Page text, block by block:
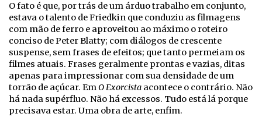
O fato é que, por trás de um árduo trabalho em conjunto,
estava o talento de Friedkin que conduziu as filmagens
com mão de ferro e aproveitou ao máximo o roteiro
conciso de Peter Blatty; com diálogos de crescente
suspense, sem frases de efeitos; que tanto permeiam os
filmes atuais. Frases geralmente prontas e vazias, ditas
apenas para impressionar com sua densidade de um
torrão de açúcar. EmO Exorcista acontece o contrário. Não
há nada supérfluo. Não há excessos. Tudo está lá porque
precisava estar. Uma obra de arte, enfim.